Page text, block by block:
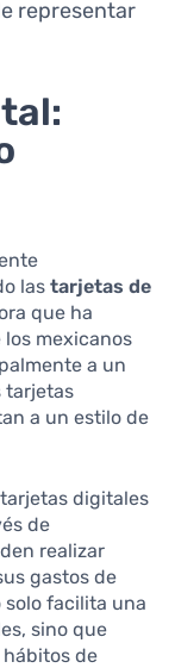
representar
las tarjetas de
que ha
mexicanos
a un
tarjetas
a un estilo de
digitales
de
realizar
gastos de
solo facilita una
sino que
de